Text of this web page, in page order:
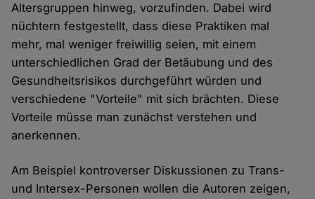
Altersgruppen hinweg, vorzufinden. Dabei wird
nüchtern festgestellt, dass diese Praktiken mal
mehr, mal weniger freiwillig seien, mit einem
unterschiedlichen Grad der Betäubung und des
Gesundheitsrisikos durchgeführt würden und
verschiedene "Vorteile" mit sich brächten. Diese
Vorteile müsse man zunächst verstehen und
anerkennen.
Am Beispiel kontroverser Diskussionen zu Trans-
und Intersex-Personen wollen die Autoren zeigen,